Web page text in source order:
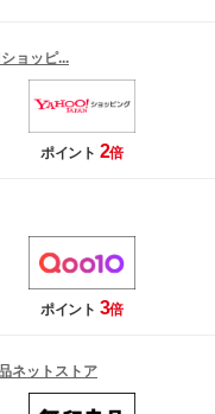
ョッピ...
ポイント 2倍
ポイント 3倍
ネットストア